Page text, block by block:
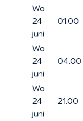
Wo
24
juni
01.00
Wo
24
juni
04.00
Wo
24
juni
21.00